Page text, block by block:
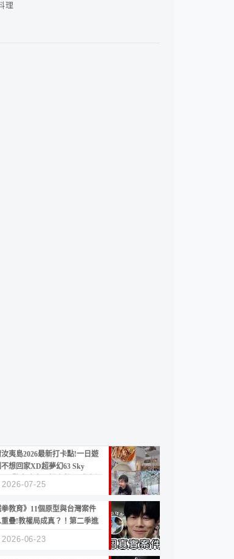
理
夷島2026最新打卡點!一日遊
想回家XD超夢幻63 Sky
、鷺良津帝王蟹大餐、《淚之
》拍攝地、漢江公園免費玩水
2026-07-25
拳教育》11個原型與台灣案件
疊!教權局成真？！第二季進
2026-06-23